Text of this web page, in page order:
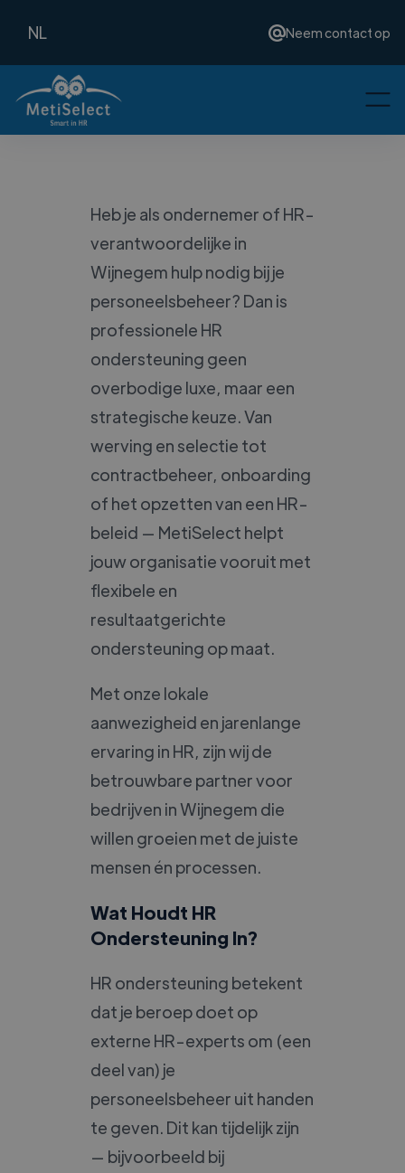
NL Neem contact op
Heb je als ondernemer of HR-
verantwoordelijke in
Wijnegem hulp nodig bij je
personeelsbeheer? Dan is
professionele HR
ondersteuning geen
overbodige luxe, maar een
strategische keuze. Van
werving en selectie tot
contractbeheer, onboarding
of het opzetten van een HR-
beleid — MetiSelect helpt
jouw organisatie vooruit met
flexibele en
resultaatgerichte
ondersteuning op maat.
Met onze lokale
aanwezigheid en jarenlange
ervaring in HR, zijn wij de
betrouwbare partner voor
bedrijven in Wijnegem die
willen groeien met de juiste
mensen én processen.
Wat Houdt HR
Ondersteuning In?
HR ondersteuning betekent
dat je beroep doet op
externe HR-experts om (een
deel van) je
personeelsbeheer uit handen
te geven. Dit kan tijdelijk zijn
— bijvoorbeeld bij